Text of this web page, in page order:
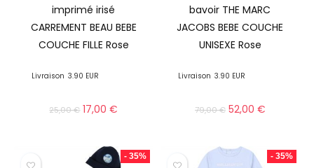
imprimé irisé
CARREMENT BEAU BEBE
COUCHE FILLE Rose
Livraison 3.90 EUR
25,00€ 17,00€
bavoir THE MARC
JACOBS BEBE COUCHE
UNISEXE Rose
Livraison 3.90 EUR
79,00€ 52,00 €
- 35% - 35%